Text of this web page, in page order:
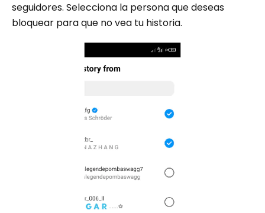
seguidores. Selecciona la persona que deseas
bloquear para que no vea tu historia.